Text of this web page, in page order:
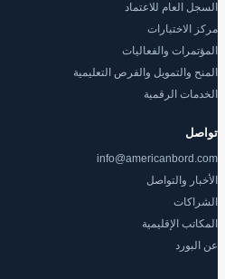
السجل العام للاعتماد
مركز الاختبارات
المؤتمرات والفعاليات
المنح والتمويل والفرص التعليمية
الخدمات الرقمية
تواصل
info@americanbord.com
الأخبار والتواصل
الشراكات
المكاتب الإقليمية
عن البورد